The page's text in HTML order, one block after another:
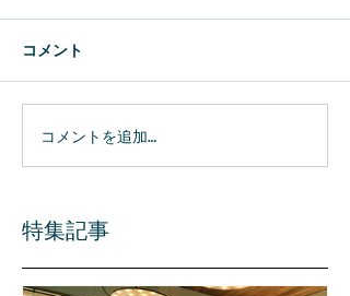
コメント
コメントを追加…
特集記事